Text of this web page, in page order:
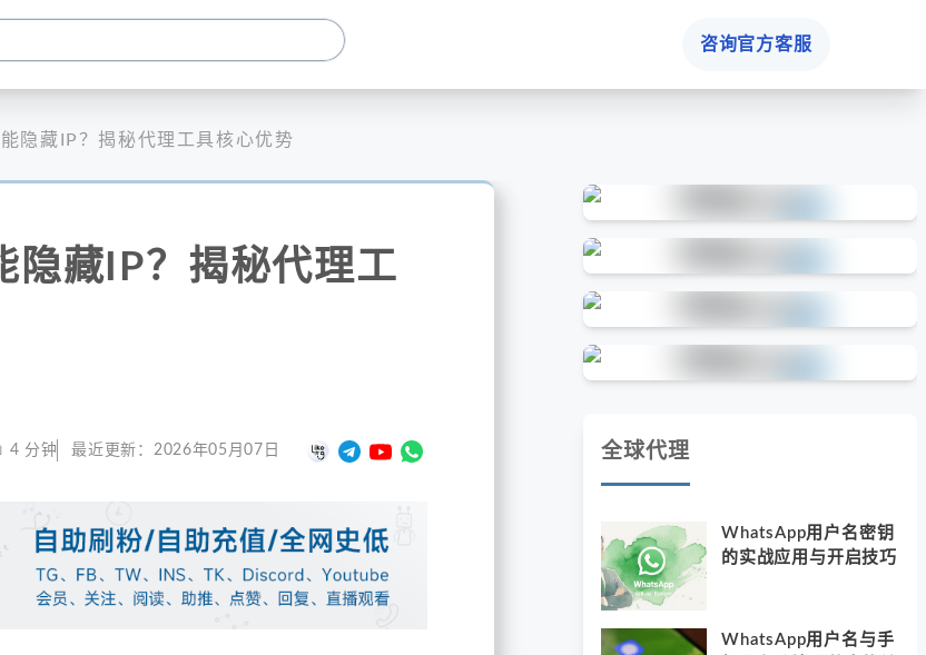
咨询官方客服
隐藏IP？揭秘代理工具核心优势
隐藏IP？揭秘代理工
4 分钟 最近更新： 2026年05月07日 全球代理
WhatsApp用户名密钥
的实战应用与开启技巧
WhatsApp用户名与手